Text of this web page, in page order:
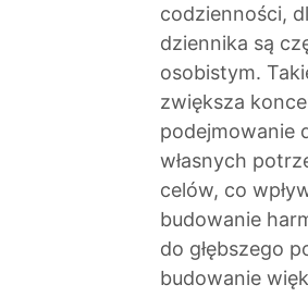
codzienności,
dziennika są
osobistym.
zwiększa
podejmowanie
własnych
celów, co
budowanie
do głębszego
budowanie